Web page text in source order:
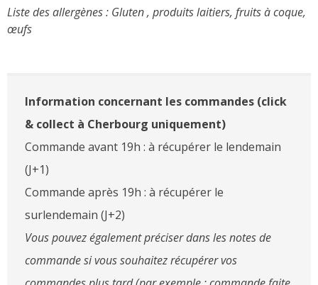
Liste des allergènes : Gluten , produits laitiers, fruits à coque,
œufs
Information concernant les commandes (click
& collect à Cherbourg uniquement)
Commande avant 19h : à récupérer le lendemain
(J+1)
Commande après 19h : à récupérer le
surlendemain (J+2)
Vous pouvez également préciser dans les notes de
commande si vous souhaitez récupérer vos